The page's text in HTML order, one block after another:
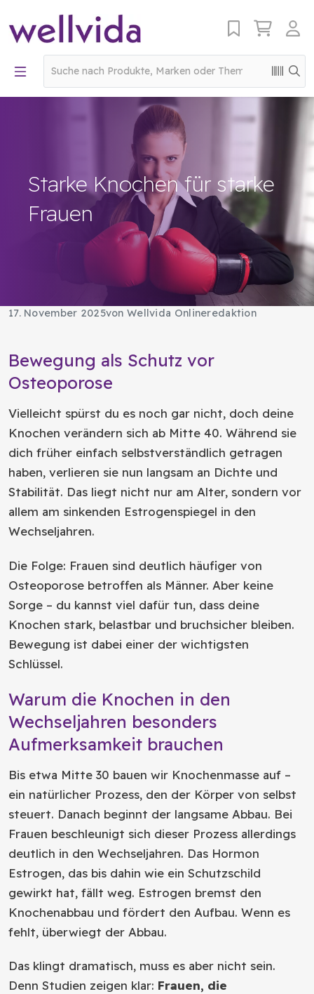
Starke Knochen für starke
Frauen
17. November 2025von Wellvida Onlineredaktion
Bewegung als Schutz vor
Osteoporose
Vielleicht spürst du es noch gar nicht, doch deine
Knochen verändern sich ab Mitte 40. Während sie
dich früher einfach selbstverständlich getragen
haben, verlieren sie nun langsam an Dichte und
Stabilität. Das liegt nicht nur am Alter, sondern vor
allem am sinkenden Estrogenspiegel in den
Wechseljahren.
Die Folge: Frauen sind deutlich häufiger von
Osteoporose betroffen als Männer. Aber keine
Sorge – du kannst viel dafür tun, dass deine
Knochen stark, belastbar und bruchsicher bleiben.
Bewegung ist dabei einer der wichtigsten
Schlüssel.
Warum die Knochen in den
Wechseljahren besonders
Aufmerksamkeit brauchen
Bis etwa Mitte 30 bauen wir Knochenmasse auf –
ein natürlicher Prozess, den der Körper von selbst
steuert. Danach beginnt der langsame Abbau. Bei
Frauen beschleunigt sich dieser Prozess allerdings
deutlich in den Wechseljahren. Das Hormon
Estrogen, das bis dahin wie ein Schutzschild
gewirkt hat, fällt weg. Estrogen bremst den
Knochenabbau und fördert den Aufbau. Wenn es
fehlt, überwiegt der Abbau.
Das klingt dramatisch, muss es aber nicht sein.
Denn Studien zeigen klar: Frauen, die